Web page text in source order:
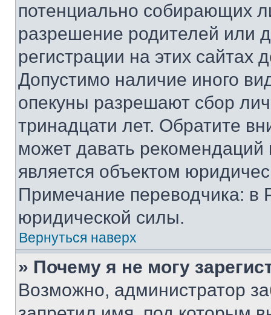
потенциально собирающих
разрешение родителей или
регистрации на этих сайтах
Допустимо наличие иного
опекуны разрешают сбор
тринадцати лет. Обратите
может давать
является объектом
Примечание переводчика: в
юридической силы.
Вернуться наверх
» Почему я не могу
Возможно, администратор